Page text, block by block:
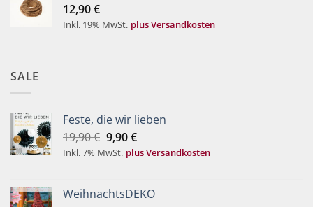
12,90€
Inkl. 19% MwSt. plus Versandkosten
SALE
Feste, die wir lieben
19,90€ Ursprünglicher
Preis
9,90€Aktueller
Preis
Inkl. 7% MwSt. plus Versandkosten
WeihnachtsDEKO